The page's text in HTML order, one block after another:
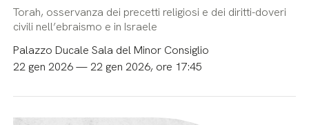
Torah, osservanza dei precetti religiosi e dei diritti-doveri
civili nell’ebraismo e in Israele
Palazzo Ducale Sala del Minor Consiglio
22 gen 2026 — 22 gen 2026, ore 17:45